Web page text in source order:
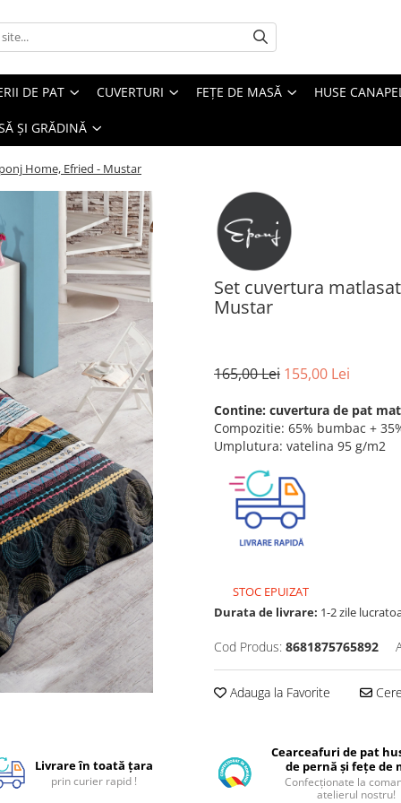
DE PAT CUVERTURI FEȚE DE MASĂ HUSE
ȘI GRĂDINĂ
Home, Efried - Mustar
Set cuvertura
Mustar
165,00 Lei 155,00 Lei
Contine: cuvertura de pat
Compozitie: 65% bumbac +
Umplutura: vatelina 95 g/m2
STOC EPUIZAT
Durata de livrare: 1-2 zile
Cod Produs: 8681875765892
Adauga la Favorite
Livrare în toată țara
prin curier rapid !
Cearceafuri de pat
de pernă și fețe de
Confecționate la
atelierul nostru!